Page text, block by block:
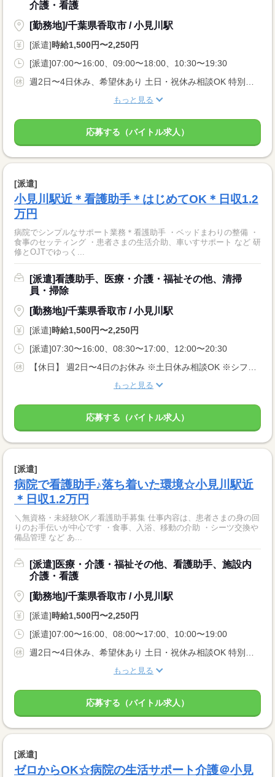
介護・看護
[勤務地]/千葉県香取市 / 小見川駅
[派遣]時給1,500円〜2,250円
[派遣]07:00〜16:00、09:00〜18:00、10:30〜19:30
もっと見る
応募する（バイトル求人）
[派遣]
小見川駅近＊看護助手＊はじめてOK＊日収1.2
万円
病院でシンプルなサポート業務＊看護助手 ・ベッドまわりの整備 ・
食事のセッティング ・患者さまの生活介助、車いすサポート など 研
修とOJTでゆっく...
[派遣]看護助手、医療・介護・福祉その他、清掃
員・掃除
[勤務地]/千葉県香取市 / 小見川駅
[派遣]時給1,500円〜2,250円
[派遣]07:30〜16:00、08:30〜17:00、12:00〜20:30
もっと見る
応募する（バイトル求人）
[派遣]
病院で看護助手♪落ち着いた環境☆小見川駅近
＊日収1.2万円
＼無資格・未経験OK／看護助手募集 仕事内容は、患者さまの身の回
りのお手伝いが中心です ・食事、入浴、移動の介助 ・シーツ交換や
備品管理 など あ...
[派遣]医療・介護・福祉その他、看護助手、施設内
介護・看護
[勤務地]/千葉県香取市 / 小見川駅
[派遣]時給1,500円〜2,250円
[派遣]07:00〜16:00、08:00〜17:00、10:00〜19:00
もっと見る
応募する（バイトル求人）
[派遣]
ゼロからOK☆病院の生活サポート介護＠小見